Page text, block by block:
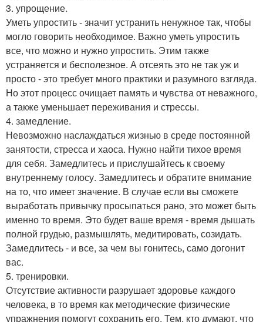
3. упрощение.
Уметь упростить - значит устранить ненужное так, чтобы
могло говорить необходимое. Важно уметь упростить
все, что можно и нужно упростить. Этим также
устраняется и бесполезное. А отсеять это не так уж и
просто - это требует много практики и разумного взгляда.
Но этот процесс очищает память и чувства от неважного,
а также уменьшает переживания и стрессы.
4. замедление.
Невозможно наслаждаться жизнью в среде постоянной
занятости, стресса и хаоса. Нужно найти тихое время
для себя. Замедлитесь и прислушайтесь к своему
внутреннему голосу. Замедлитесь и обратите внимание
на то, что имеет значение. В случае если вы сможете
выработать привычку просыпаться рано, это может быть
именно то время. Это будет ваше время - время дышать
полной грудью, размышлять, медитировать, созидать.
Замедлитесь - и все, за чем вы гонитесь, само догонит
вас.
5. тренировки.
Отсутствие активности разрушает здоровье каждого
человека, в то время как методические физические
упражнения помогут сохранить его. Тем, кто думают, что